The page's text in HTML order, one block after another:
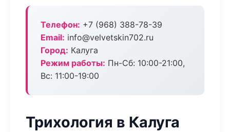
Телефон: +7 (968) 388-78-39
Email: info@velvetskin702.ru
Город: Калуга
Режим работы: Пн-Сб: 10:00-21:00,
Вс: 11:00-19:00
Трихология в Калуга